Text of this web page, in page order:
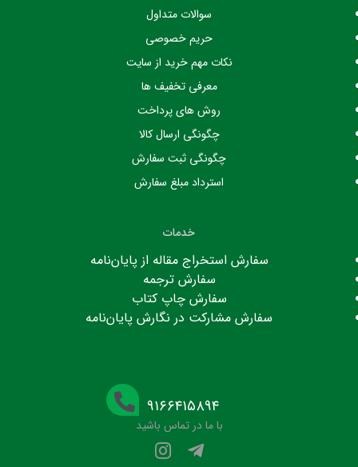
سوالات متداول
حریم خصوصی
نکات مهم خرید از سایت
معرفی تخفیف ها
روش های پرداخت
چگونگی ارسال کالا
چگونگی ثبت سفارش
استرداد مبلغ سفارش
خدمات
سفارش استخراج مقاله از پایان‌نامه
سفارش ترجمه
سفارش چاپ کتاب
سفارش مشارکت در نگارش پایان‌نامه
۹۱۶۶۴۱۵۸۹۴
با ما در تماس باشید